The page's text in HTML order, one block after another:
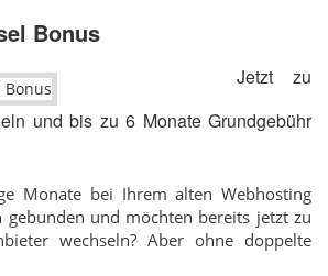
Bonus
Jetzt zu
und bis zu 6 Monate Grundgebühr
Monate bei Ihrem alten Webhosting
gebunden und möchten bereits jetzt zu
wechseln? Aber ohne doppelte